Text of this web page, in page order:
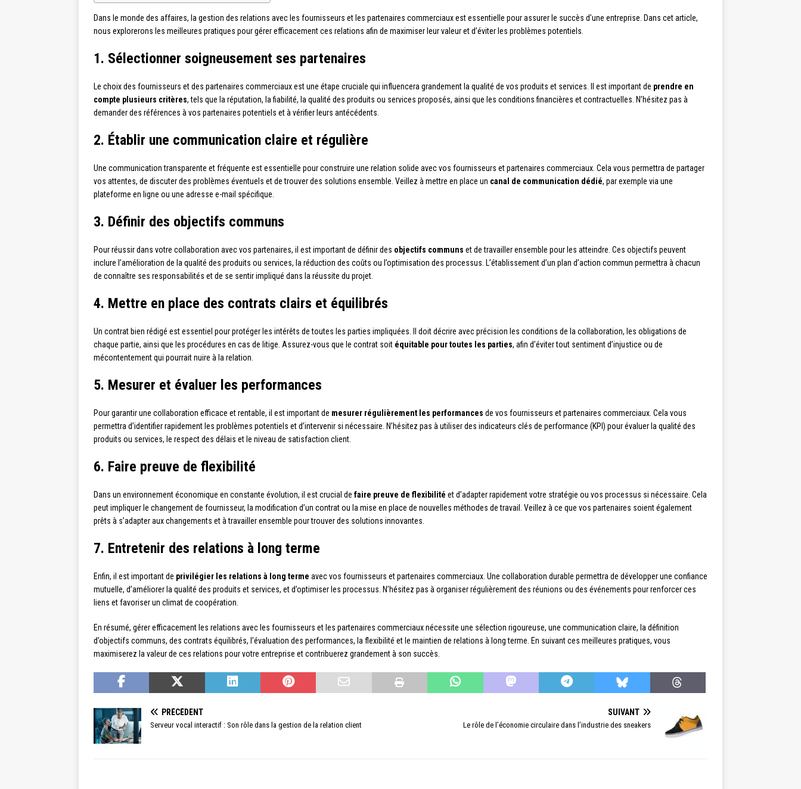
Dans le monde des affaires, la gestion des relations avec les fournisseurs et les partenaires commerciaux est essentielle pour assurer le succès d’une entreprise. Dans cet article,
nous explorerons les meilleures pratiques pour gérer efficacement ces relations afin de maximiser leur valeur et d’éviter les problèmes potentiels.
1. Sélectionner soigneusement ses partenaires
Le choix des fournisseurs et des partenaires commerciaux est une étape cruciale qui influencera grandement la qualité de vos produits et services. Il est important de prendre en
compte plusieurs critères, tels que la réputation, la fiabilité, la qualité des produits ou services proposés, ainsi que les conditions financières et contractuelles. N’hésitez pas à
demander des références à vos partenaires potentiels et à vérifier leurs antécédents.
2. Établir une communication claire et régulière
Une communication transparente et fréquente est essentielle pour construire une relation solide avec vos fournisseurs et partenaires commerciaux. Cela vous permettra de partager
vos attentes, de discuter des problèmes éventuels et de trouver des solutions ensemble. Veillez à mettre en place un canal de communication dédié, par exemple via une
plateforme en ligne ou une adresse e-mail spécifique.
3. Définir des objectifs communs
Pour réussir dans votre collaboration avec vos partenaires, il est important de définir des objectifs communs et de travailler ensemble pour les atteindre. Ces objectifs peuvent
inclure l’amélioration de la qualité des produits ou services, la réduction des coûts ou l’optimisation des processus. L’établissement d’un plan d’action commun permettra à chacun
de connaître ses responsabilités et de se sentir impliqué dans la réussite du projet.
4. Mettre en place des contrats clairs et équilibrés
Un contrat bien rédigé est essentiel pour protéger les intérêts de toutes les parties impliquées. Il doit décrire avec précision les conditions de la collaboration, les obligations de
chaque partie, ainsi que les procédures en cas de litige. Assurez-vous que le contrat soit équitable pour toutes les parties, afin d’éviter tout sentiment d’injustice ou de
mécontentement qui pourrait nuire à la relation.
5. Mesurer et évaluer les performances
Pour garantir une collaboration efficace et rentable, il est important de mesurer régulièrement les performances de vos fournisseurs et partenaires commerciaux. Cela vous
permettra d’identifier rapidement les problèmes potentiels et d’intervenir si nécessaire. N’hésitez pas à utiliser des indicateurs clés de performance (KPI) pour évaluer la qualité des
produits ou services, le respect des délais et le niveau de satisfaction client.
6. Faire preuve de flexibilité
Dans un environnement économique en constante évolution, il est crucial de faire preuve de flexibilité et d’adapter rapidement votre stratégie ou vos processus si nécessaire. Cela
peut impliquer le changement de fournisseur, la modification d’un contrat ou la mise en place de nouvelles méthodes de travail. Veillez à ce que vos partenaires soient également
prêts à s’adapter aux changements et à travailler ensemble pour trouver des solutions innovantes.
7. Entretenir des relations à long terme
Enfin, il est important de privilégier les relations à long terme avec vos fournisseurs et partenaires commerciaux. Une collaboration durable permettra de développer une confiance
mutuelle, d’améliorer la qualité des produits et services, et d’optimiser les processus. N’hésitez pas à organiser régulièrement des réunions ou des événements pour renforcer ces
liens et favoriser un climat de coopération.
En résumé, gérer efficacement les relations avec les fournisseurs et les partenaires commerciaux nécessite une sélection rigoureuse, une communication claire, la définition
d’objectifs communs, des contrats équilibrés, l’évaluation des performances, la flexibilité et le maintien de relations à long terme. En suivant ces meilleures pratiques, vous
maximiserez la valeur de ces relations pour votre entreprise et contribuerez grandement à son succès.
PRÉCÉDENT
Serveur vocal interactif : Son rôle dans la gestion de la relation client
SUIVANT
Le rôle de l’économie circulaire dans l’industrie des sneakers